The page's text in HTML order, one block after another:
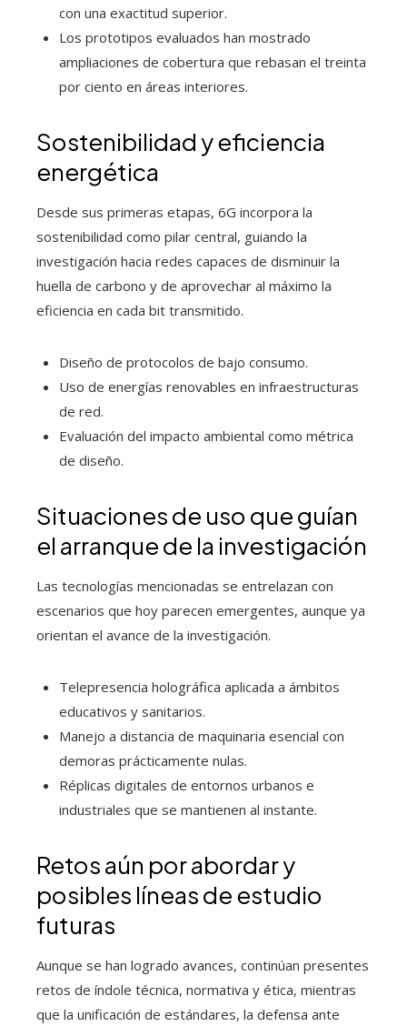
con una exactitud superior.
Los prototipos evaluados han mostrado
ampliaciones de cobertura que rebasan el treinta
por ciento en áreas interiores.
Sostenibilidad y eficiencia
energética
Desde sus primeras etapas, 6G incorpora la
sostenibilidad como pilar central, guiando la
investigación hacia redes capaces de disminuir la
huella de carbono y de aprovechar al máximo la
eficiencia en cada bit transmitido.
Diseño de protocolos de bajo consumo.
Uso de energías renovables en infraestructuras
de red.
Evaluación del impacto ambiental como métrica
de diseño.
Situaciones de uso que guían
el arranque de la investigación
Las tecnologías mencionadas se entrelazan con
escenarios que hoy parecen emergentes, aunque ya
orientan el avance de la investigación.
Telepresencia holográfica aplicada a ámbitos
educativos y sanitarios.
Manejo a distancia de maquinaria esencial con
demoras prácticamente nulas.
Réplicas digitales de entornos urbanos e
industriales que se mantienen al instante.
Retos aún por abordar y
posibles líneas de estudio
futuras
Aunque se han logrado avances, continúan presentes
retos de índole técnica, normativa y ética, mientras
que la unificación de estándares, la defensa ante